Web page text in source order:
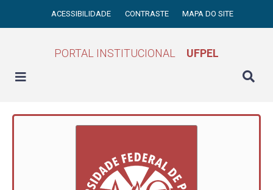
ACESSIBILIDADE CONTRASTE MAPA DO SITE
PORTAL INSTITUCIONAL UFPEL